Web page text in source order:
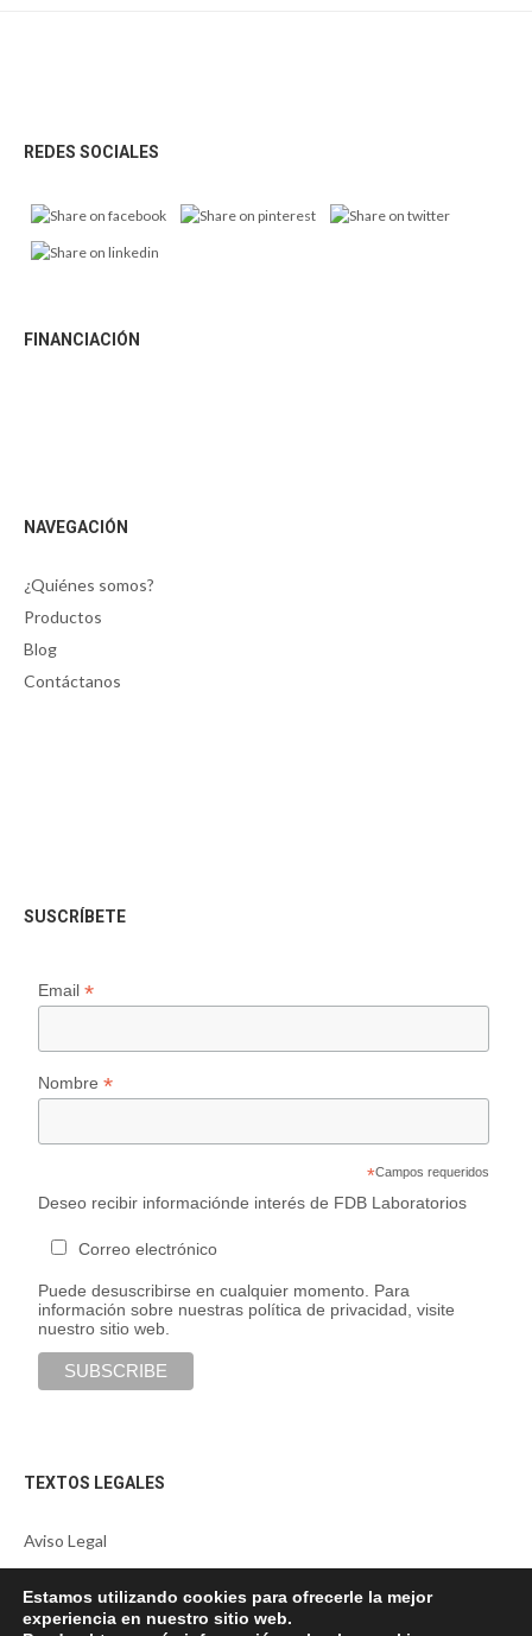
REDES SOCIALES
FINANCIACIÓN
NAVEGACIÓN
¿Quiénes somos?
Productos
Blog
Contáctanos
SUSCRÍBETE
Email*
Nombre*
*Campos requeridos
Deseo recibir informaciónde interés de FDB Laboratorios
Correo electrónico
Puede desuscribirse en cualquier momento. Para
información sobre nuestras política de privacidad, visite
nuestro sitio web.
TEXTOS LEGALES
Aviso Legal
Política de cookies
Política de privacidad
Estamos utilizando cookies para ofrecerle la mejor
experiencia en nuestro sitio web.